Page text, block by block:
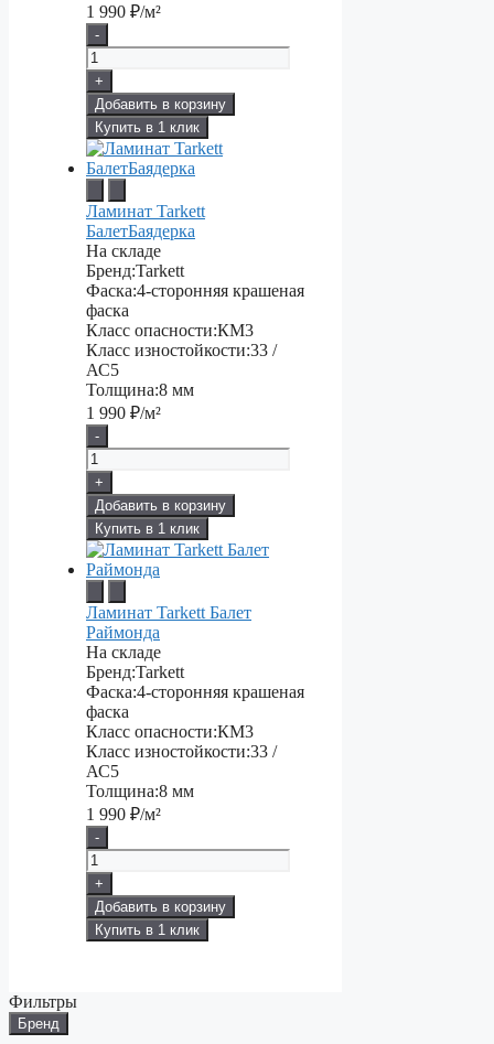
1 990 ₽/м²
-
+
Добавить в корзину
Купить в 1 клик
Ламинат Tarkett
БалетБаядерка
На складе
Бренд:Tarkett
Фаска:4-сторонняя крашеная
фаска
Класс опасности:КМ3
Класс изностойкости:33 /
АС5
Толщина:8 мм
1 990 ₽/м²
-
+
Добавить в корзину
Купить в 1 клик
Ламинат Tarkett Балет
Раймонда
На складе
Бренд:Tarkett
Фаска:4-сторонняя крашеная
фаска
Класс опасности:КМ3
Класс изностойкости:33 /
АС5
Толщина:8 мм
1 990 ₽/м²
-
+
Добавить в корзину
Купить в 1 клик
Фильтры
Бренд